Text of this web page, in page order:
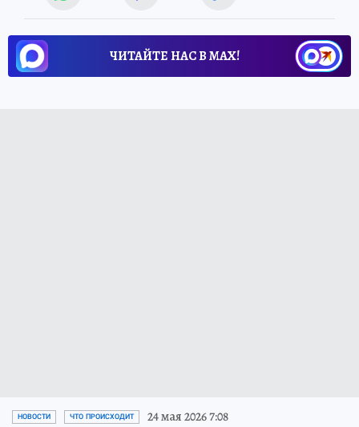
ЧИТАЙТЕ НАС В МАХ!
НОВОСТИ ЧТО ПРОИСХОДИТ 24 мая 2026 7:08